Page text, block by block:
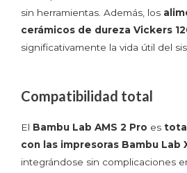
sin herramientas. Además, los
cerámicos de dureza Vickers
significativamente la vida útil del
Compatibilidad total
El Bambu Lab AMS 2 Pro es
con las impresoras Bambu Lab
integrándose sin complicaciones